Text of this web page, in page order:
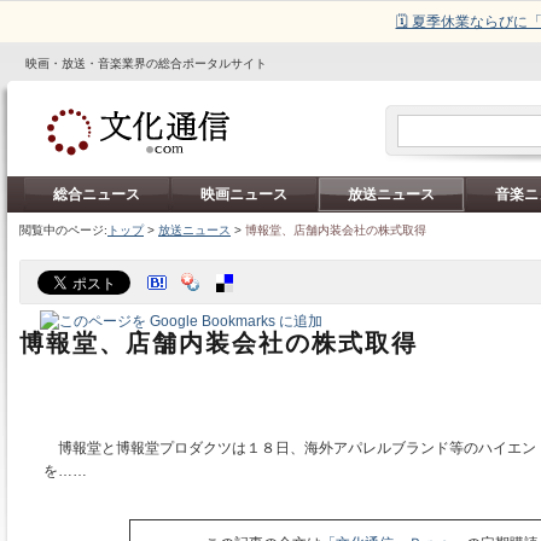
🗓️ 夏季休業ならびに
映画・放送・音楽業界の総合ポータルサイト
総合ニュース 映画ニュース 放送ニュース 音楽
閲覧中のページ: トップ> 放送ニュース > 博報堂、店舗内装会社の株式取得
博報堂、店舗内装会社の株式取得
博報堂と博報堂プロダクツは１８日、海外アパレルブランド等のハイエ
を……